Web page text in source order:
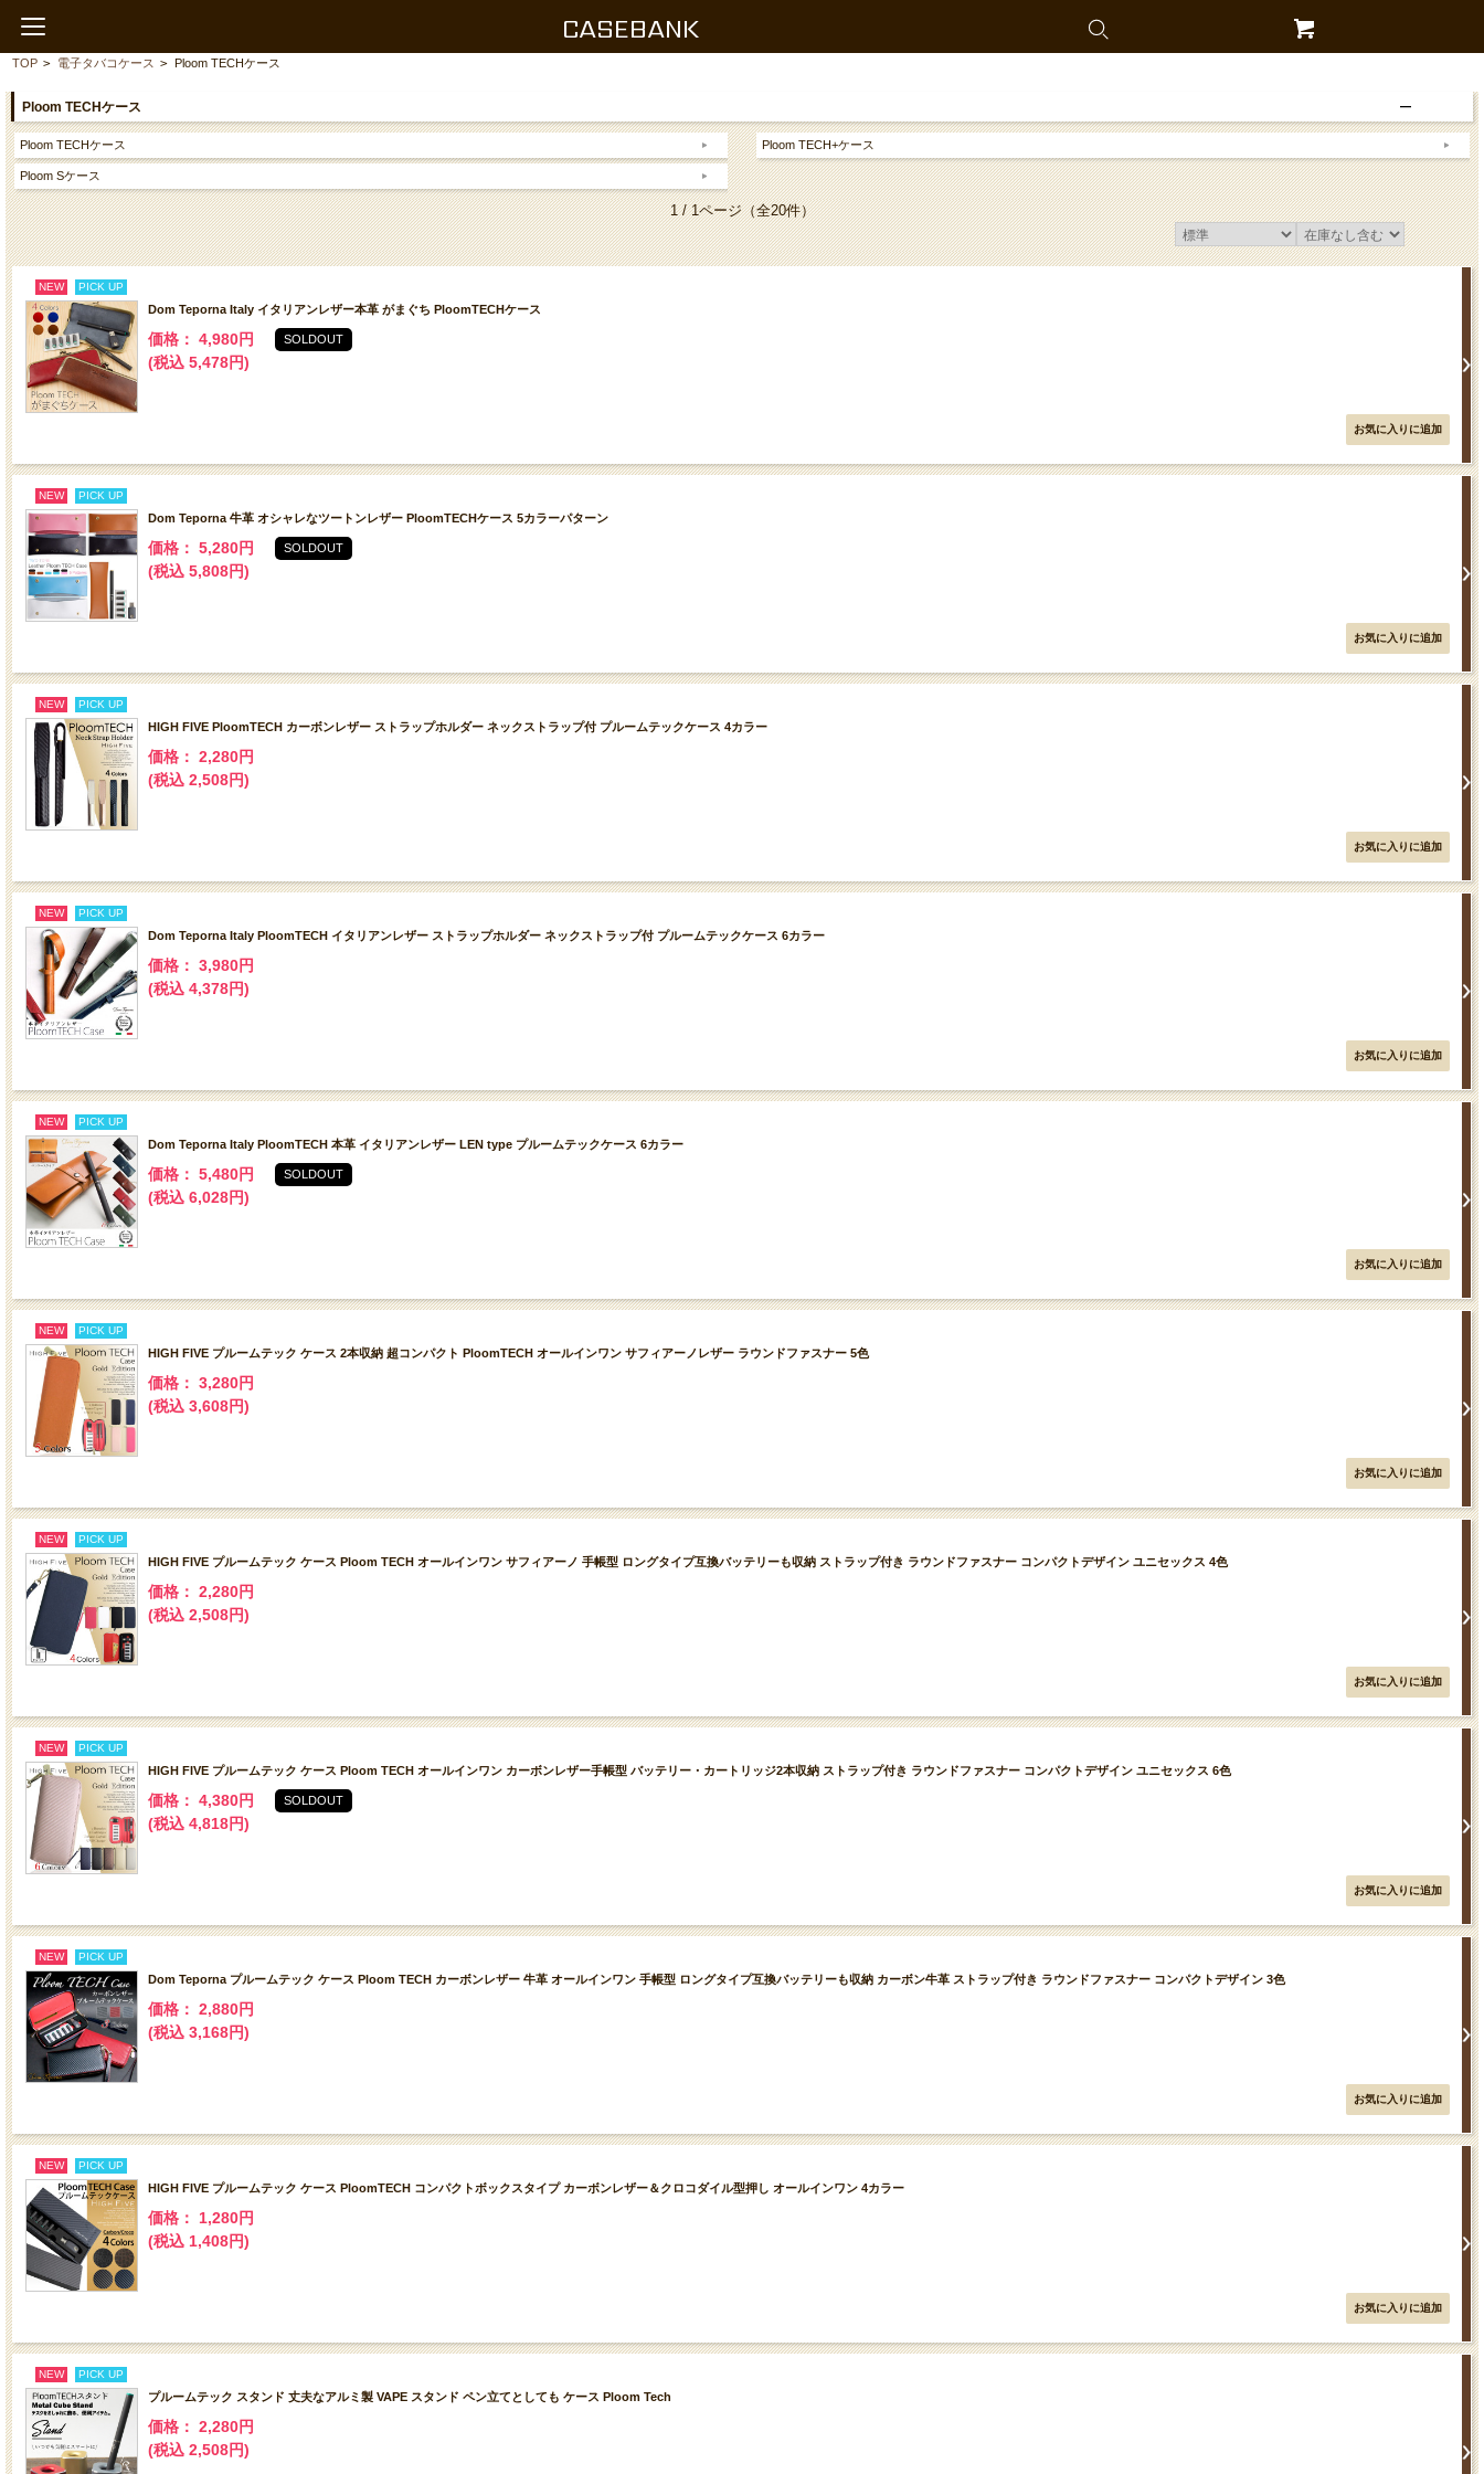
CASEBANK
TOP > 電子タバコケース > Ploom TECHケース
Ploom TECHケース
Ploom TECHケース
Ploom Sケース
Ploom TECH+ケース
1 / 1ページ（全20件）
NEW PICK UP
Dom Teporna Italy イタリアンレザー本革 がまぐち PloomTECHケース
価格： 4,980円
(税込 5,478円)
SOLDOUT
NEW PICK UP
Dom Teporna 牛革 オシャレなツートンレザー PloomTECHケース 5カラーパターン
価格： 5,280円
(税込 5,808円)
SOLDOUT
NEW PICK UP
HIGH FIVE PloomTECH カーボンレザー ストラップホルダー ネックストラップ付 プルームテックケース 4カラー
価格： 2,280円
(税込 2,508円)
NEW PICK UP
Dom Teporna Italy PloomTECH イタリアンレザー ストラップホルダー ネックストラップ付 プルームテックケース 6カラー
価格： 3,980円
(税込 4,378円)
NEW PICK UP
Dom Teporna Italy PloomTECH 本革 イタリアンレザー LEN type プルームテックケース 6カラー
価格： 5,480円
(税込 6,028円)
SOLDOUT
NEW PICK UP
HIGH FIVE プルームテック ケース 2本収納 超コンパクト PloomTECH オールインワン サフィアーノレザー ラウンドファスナー 5色
価格： 3,280円
(税込 3,608円)
NEW PICK UP
HIGH FIVE プルームテック ケース Ploom TECH オールインワン サフィアーノ 手帳型 ロングタイプ互換バッテリーも収納 ストラップ付き ラウンドファスナー コンパクトデザイン ユニセックス 4色
価格： 2,280円
(税込 2,508円)
NEW PICK UP
HIGH FIVE プルームテック ケース Ploom TECH オールインワン カーボンレザー手帳型 バッテリー・カートリッジ2本収納 ストラップ付き ラウンドファスナー コンパクトデザイン ユニセックス 6色
価格： 4,380円
(税込 4,818円)
SOLDOUT
NEW PICK UP
Dom Teporna プルームテック ケース Ploom TECH カーボンレザー 牛革 オールインワン 手帳型 ロングタイプ互換バッテリーも収納 カーボン牛革 ストラップ付き ラウンドファスナー コンパクトデザイン 3色
価格： 2,880円
(税込 3,168円)
NEW PICK UP
HIGH FIVE プルームテック ケース PloomTECH コンパクトボックスタイプ カーボンレザー＆クロコダイル型押し オールインワン 4カラー
価格： 1,280円
(税込 1,408円)
NEW PICK UP
プルームテック スタンド 丈夫なアルミ製 VAPE スタンド ペン立てとしても ケース Ploom Tech
価格： 2,280円
(税込 2,508円)